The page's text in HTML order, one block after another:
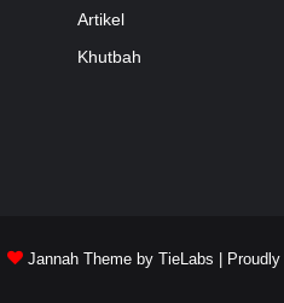
Artikel
Khutbah
Jannah Theme by TieLabs |